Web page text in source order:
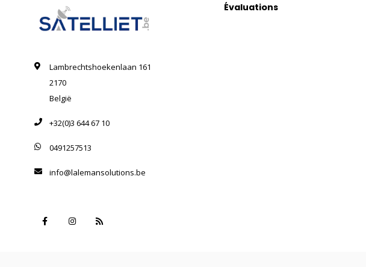
Lambrechtshoekenlaan 161
2170
België
+32(0)3 644 67 10
0491257513
info@lalemansolutions.be
Évaluations